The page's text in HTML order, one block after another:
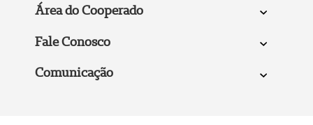
Área do Cooperado
Fale Conosco
Comunicação